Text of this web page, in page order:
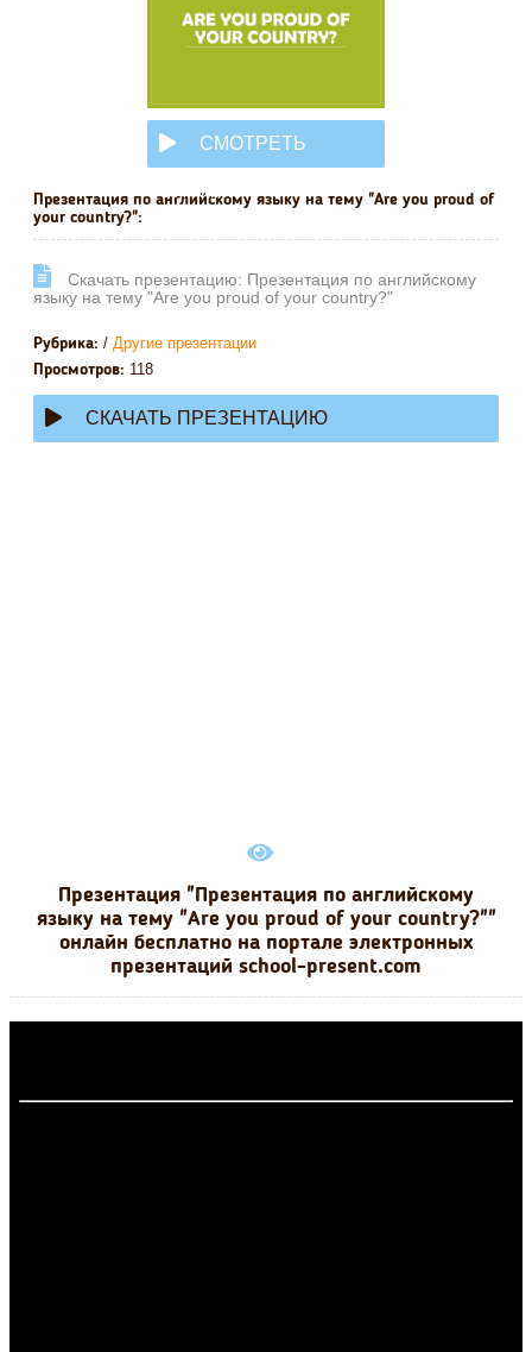
СМОТРЕТЬ
ОНЛАЙН
Презентация по английскому языку на тему "Are you proud of
your country?":
Cкачать презентацию: Презентация по английскому
языку на тему "Are you proud of your country?"
Рубрика: / Другие презентации
Просмотров: 118
СКАЧАТЬ ПРЕЗЕНТАЦИЮ
Презентация "Презентация по английскому
языку на тему "Are you proud of your country?""
онлайн бесплатно на портале электронных
презентаций school-present.com